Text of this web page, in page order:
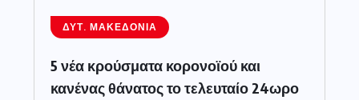
ΔΥΤ. ΜΑΚΕΔΟΝΊΑ
5 νέα κρούσματα κορονοϊού και
κανένας θάνατος το τελευταίο 24ωρο